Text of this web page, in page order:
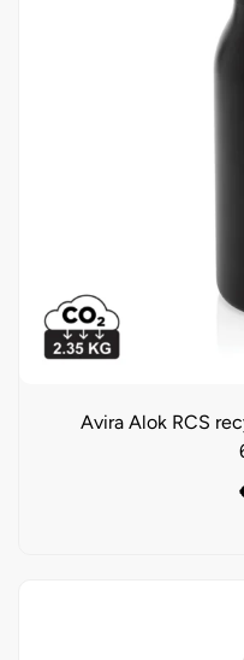
Avira Alok RCS